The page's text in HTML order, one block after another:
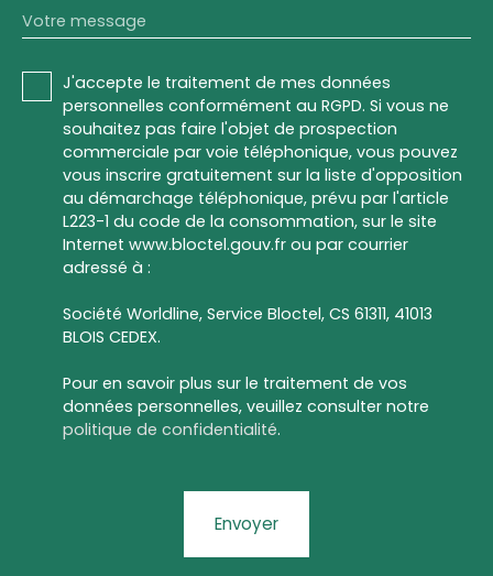
Votre message
J'accepte le traitement de mes données
personnelles conformément au RGPD. Si vous ne
souhaitez pas faire l'objet de prospection
commerciale par voie téléphonique, vous pouvez
vous inscrire gratuitement sur la liste d'opposition
au démarchage téléphonique, prévu par l'article
L223-1 du code de la consommation, sur le site
Internet www.bloctel.gouv.fr ou par courrier
adressé à :
Société Worldline, Service Bloctel, CS 61311, 41013
BLOIS CEDEX.
Pour en savoir plus sur le traitement de vos
données personnelles, veuillez consulter notre
politique de confidentialité.
Envoyer